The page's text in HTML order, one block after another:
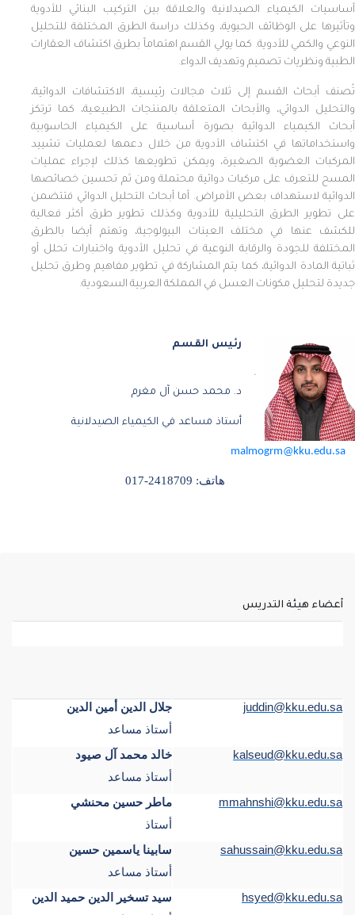
أساسيات الكيمياء الصيدلانية والعلاقة بين التركيب البنائي للأدوية
وتأثيرها على الوظائف الحيوية، وكذلك دراسة الطرق المختلفة للتحليل
النوعي والكمي للأدوية. كما يولي القسم اهتماماً بطرق اكتشاف العقارات
الطبية ونظريات تصميم وتهديف الدواء.
تُصنف أبحاث القسم إلى ثلاث مجالات رئيسية، الاكتشافات الدوائية،
والتحليل الدوائي، والأبحاث المتعلقة بالمنتجات الطبيعية، كما ترتكز
أبحاث الكيمياء الدوائية بصورة أساسية على الكيمياء الحاسوبية
واستخداماتها في اكتشاف الأدوية من خلال دعمها لعمليات تشييد
المركبات العضوية الصغيرة، ويمكن تطويعها كذلك لإجراء عمليات
المسح للتعرف على مركبات دوائية محتملة ومن ثم تحسين خصائصها
الدوائية لاستهداف بعض الأمراض. أما أبحاث التحليل الدوائي فتتضمن
على تطوير الطرق التحليلية للأدوية وكذلك تطوير طرق أكثر فعالية
للكشف عنها في مختلف العينات البيولوجية، وتهتم أيضا بالطرق
المختلفة للجودة والرقابة النوعية في تحليل الأدوية واختبارات تحلل أو
ثباتية المادة الدوائية، كما يتم المشاركة في تطوير مفاهيم وطرق تحليل
جديدة لتحليل مكونات العسل في المملكة العربية السعودية.
رئيس القسم
د. محمد حسن آل مغرم
أستاذ مساعد في الكيمياء الصيدلانية
malmogrm@kku.edu.sa
هاتف: 2418709-017
أعضاء هيئة التدريس
جلال الدين أمين الدين
أستاذ مساعد
juddin@kku.edu.sa
خالد محمد آل صيود
أستاذ مساعد
kalseud@kku.edu.sa
ماطر حسين محنشي
أستاذ
mmahnshi@kku.edu.sa
سابينا ياسمين حسين
أستاذ مساعد
sahussain@kku.edu.sa
سيد تسخير الدين حميد الدين
hsyed@kku.edu.sa